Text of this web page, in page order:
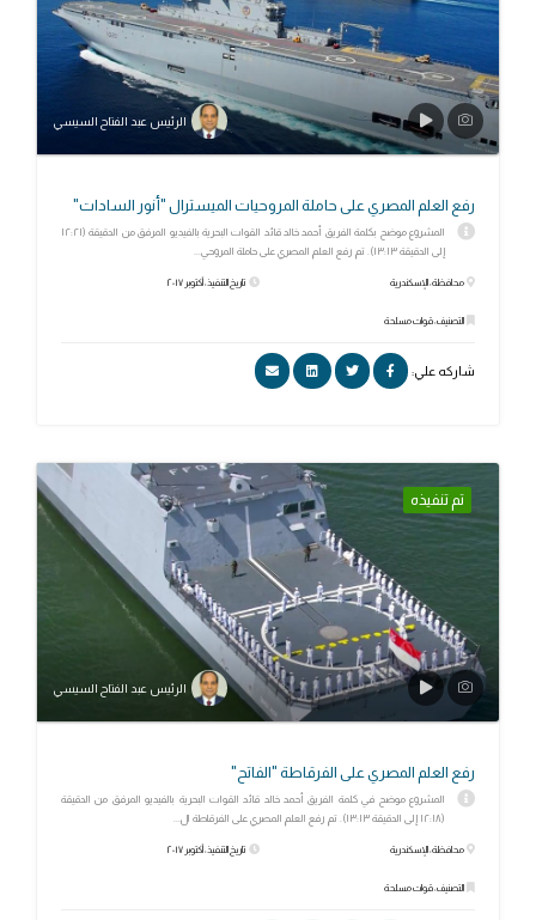
الرئيس عبد الفتاح السيسي
رفع العلم المصري على حاملة المروحيات الميسترال "أنور السادات"
المشروع موضح بكلمة الفريق أحمد خالد قائد القوات البحرية بالفيديو المرفق من الدقيقة (١٢:٢١
إلى الدقيقة ١٣:١٣). تم رفع العلم المصري على حاملة المروحي...
محافظة: الإسكندرية
التصنيف: قوات مسلحة
تاريخ التنفيذ: أكتوبر ٢٠١٧
شاركه علي:
تم تنفيذه
الرئيس عبد الفتاح السيسي
رفع العلم المصري على الفرقاطة "الفاتح"
المشروع موضح في كلمة الفريق أحمد خالد قائد القوات البحرية بالفيديو المرفق من الدقيقة
(١٢:١٨ إلى الدقيقة ١٣:١٣). تم رفع العلم المصري على الفرقاطة ال...
محافظة: الإسكندرية
التصنيف: قوات مسلحة
تاريخ التنفيذ: أكتوبر ٢٠١٧